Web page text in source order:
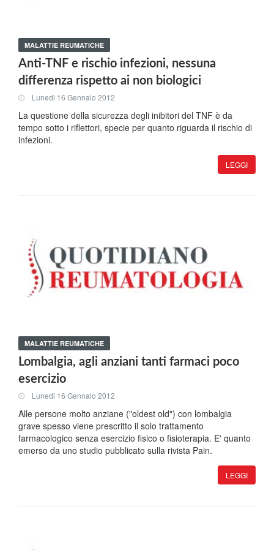
MALATTIE REUMATICHE
Anti-TNF e rischio infezioni, nessuna
differenza rispetto ai non biologici
Lunedi 16 Gennaio 2012
La questione della sicurezza degli inibitori del TNF è da
tempo sotto i riflettori, specie per quanto riguarda il rischio di
infezioni.
LEGGI
MALATTIE REUMATICHE
Lombalgia, agli anziani tanti farmaci poco
esercizio
Lunedi 16 Gennaio 2012
Alle persone molto anziane ("oldest old") con lombalgia
grave spesso viene prescritto il solo trattamento
farmacologico senza esercizio fisico o fisioterapia. E' quanto
emerso da uno studio pubblicato sulla rivista Pain.
LEGGI